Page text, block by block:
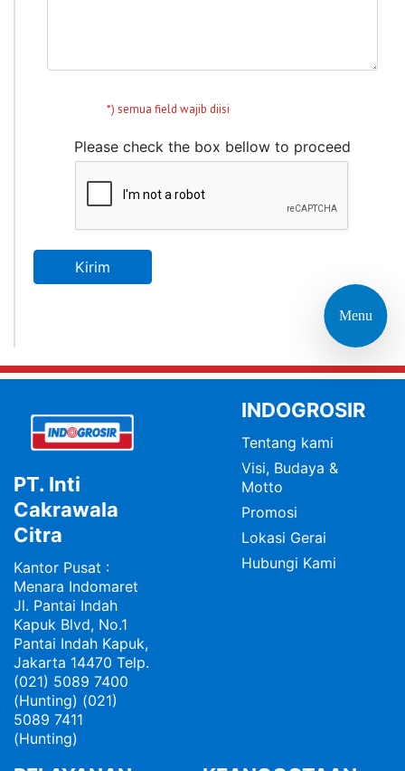
*) semua field wajib diisi
Please check the box bellow to proceed
Kirim
Menu
PT. Inti
Cakrawala
Citra
Kantor Pusat :
Menara Indomaret
Jl. Pantai Indah
Kapuk Blvd, No.1
Pantai Indah Kapuk,
Jakarta 14470 Telp.
(021) 5089 7400
(Hunting) (021)
5089 7411
(Hunting)
INDOGROSIR
Tentang kami
Visi, Budaya &
Motto
Promosi
Lokasi Gerai
Hubungi Kami